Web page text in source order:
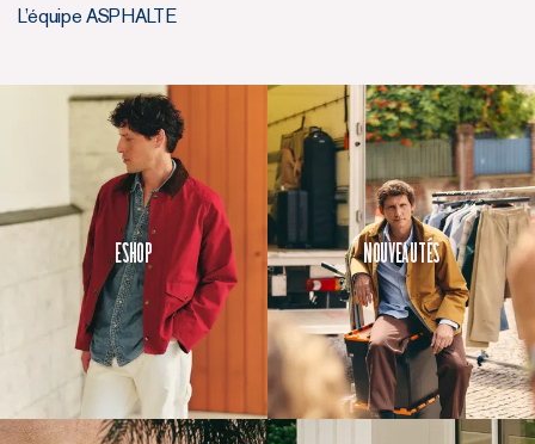
L’équipe ASPHALTE
Eshop Nouveautés